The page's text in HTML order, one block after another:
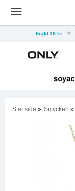
Frakt 39 kr
Startsida » Smycken »